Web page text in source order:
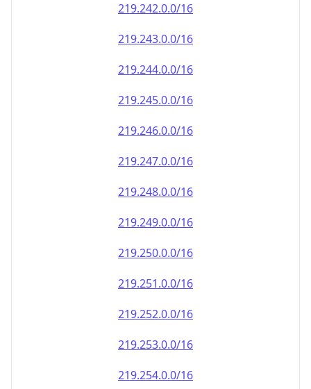
219.242.0.0/16
219.243.0.0/16
219.244.0.0/16
219.245.0.0/16
219.246.0.0/16
219.247.0.0/16
219.248.0.0/16
219.249.0.0/16
219.250.0.0/16
219.251.0.0/16
219.252.0.0/16
219.253.0.0/16
219.254.0.0/16